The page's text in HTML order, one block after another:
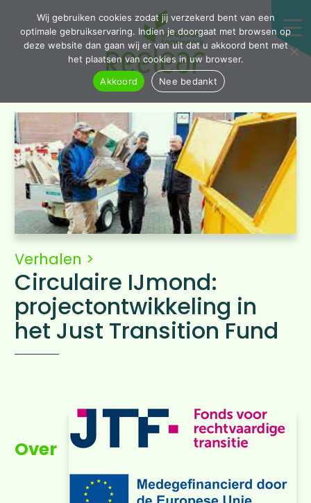
Verhalen >
Circulaire IJmond:
projectontwikkeling in
het Just Transition Fund
Over
Wij gebruiken cookies zodat jij verzekerd bent van een
optimale gebruikservaring. Indien je doorgaat met browsen op
deze website dan gaan wij er van uit dat u akkoord bent met
het plaatsen van cookies in uw browser.
Akkoord
Nee bedankt